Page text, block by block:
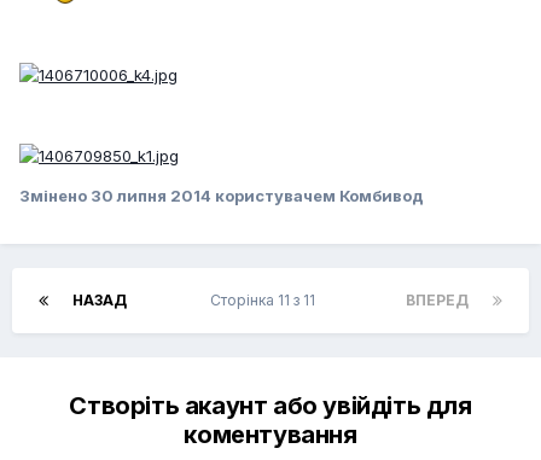
Змінено 30 липня 2014 користувачем Комбивод
НАЗАД ВПЕРЕД
Сторінка 11 з 11
Створіть акаунт або увійдіть для
коментування